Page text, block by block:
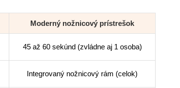
Moderný nožnicový prístrešok
45 až 60 sekúnd (zvládne aj 1 osoba)
Integrovaný nožnicový rám (celok)